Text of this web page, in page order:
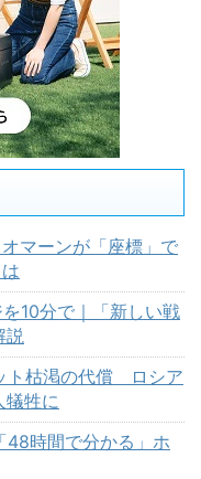
マーンが「座標」で
10分で｜「新しい戦
説
ト枯渇の代償 ロシア
犠牲に
48時間で分かる」ホ